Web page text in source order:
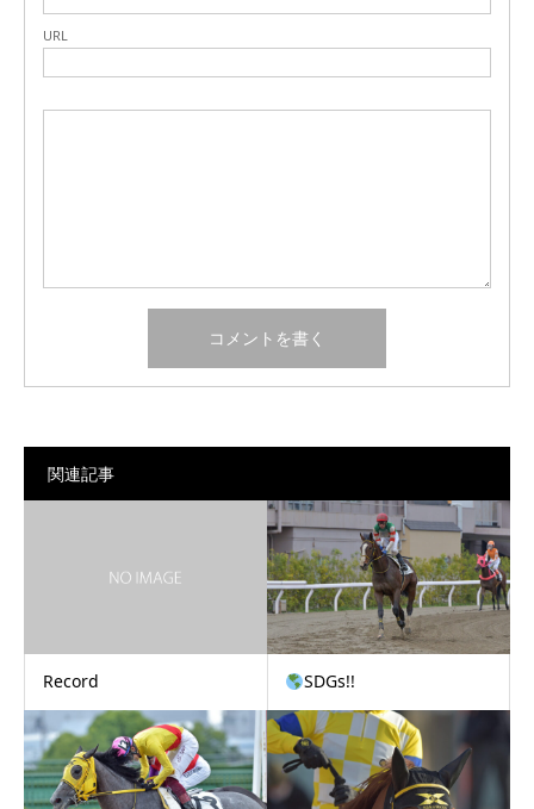
URL
関連記事
Record SDGs!!